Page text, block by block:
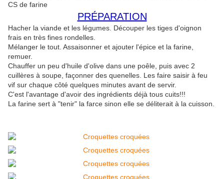
CS de farine
PRÉPARATION
Hacher la viande et les légumes. Découper les tiges d'oignon
frais en très fines rondelles.
Mélanger le tout. Assaisonner et ajouter l'épice et la farine,
remuer.
Chauffer un peu d'huile d'olive dans une poêle, puis avec 2
cuillères à soupe, façonner des quenelles. Les faire saisir à feu
vif sur chaque côté quelques minutes avant de servir.
C'est l'avantage d'avoir des ingrédients déjà tous cuits!!!
La farine sert à "tenir" la farce sinon elle se déliterait à la cuisson.